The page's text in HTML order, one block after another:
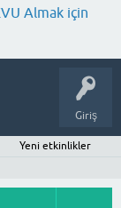
Almak için
Giriş
Yeni etkinlikler